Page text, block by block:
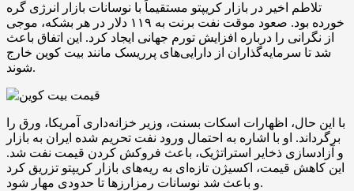
تلاطم اخیر در بازار کریپتو مستقیماً با نوسانات بازار انرژی گره
خورده بود. صعود موقت نفت برنت به ۱۱۹ دلار در هر بشکه، موجی
از نگرانی را درباره افزایش تورم جهانی ایجاد کرد. این اتفاق باعث
شد تا سرمایه‌گذاران از دارایی‌های پرریسک مانند بیت کوین خارج
شوند.
با این حال، اظهارات اسکات بسنت، وزیر خزانه‌داری آمریکا، ورق را
برگرداند. او با اشاره به احتمال ورود نفت تحریم شده ایران به بازار
و آزادسازی ذخایر استراتژیک، باعث فروکش کردن قیمت نفت شد.
این کاهش قیمت، اکسیژن تازه‌ای به ریه‌های بازار کریپتو تزریق کرد
و باعث شد نوسانات رمزارزها تا حدودی مهار شود.